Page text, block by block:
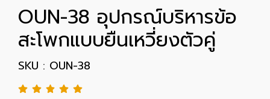
OUN-38 อุปกรณ์บริหารข้อ
สะโพกแบบยืนเหวี่ยงตัวคู่
SKU : OUN-38